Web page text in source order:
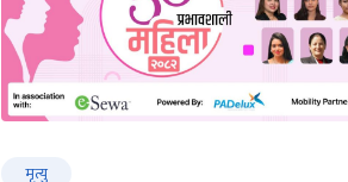
मृत्यु